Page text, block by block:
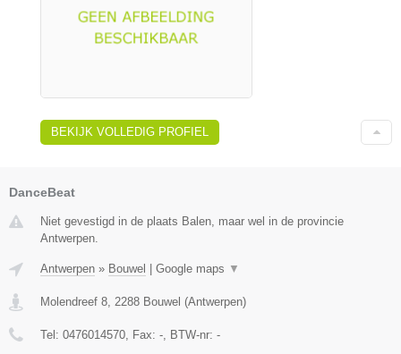
BEKIJK VOLLEDIG PROFIEL
DanceBeat
Niet gevestigd in de plaats Balen, maar wel in de provincie
Antwerpen.
Antwerpen » Bouwel Google maps ▼
Molendreef 8 2288 Bouwel (Antwerpen)
Tel: 0476014570 , Fax: - , BTW-nr: -